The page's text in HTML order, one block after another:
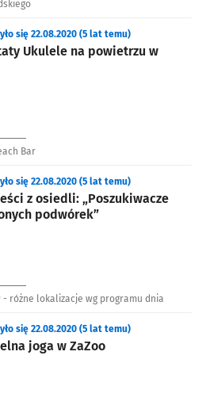
Ukulele na powietrzu w
się 22.08.2020 (5 lat temu)
Bar
z osiedli: „Poszukiwacze
podwórek”
się 22.08.2020 (5 lat temu)
- różne lokalizacje wg programu dnia
joga w ZaZoo
się 22.08.2020 (5 lat temu)